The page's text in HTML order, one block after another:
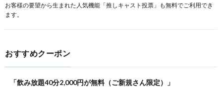
お客様の要望から生まれた人気機能「推しキャスト投票」も無料でご利用でき
ます。
おすすめクーポン
「飲み放題40分2,000円が無料（ご新規さん限定）」